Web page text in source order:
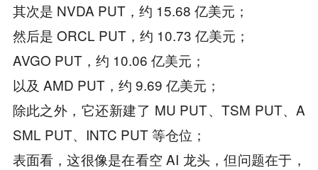
其次是 NVDA PUT，约 15.68 亿美元；
然后是 ORCL PUT，约 10.73 亿美元；
AVGO PUT，约 10.06 亿美元；
以及 AMD PUT，约 9.69 亿美元；
除此之外，它还新建了 MU PUT、TSM PUT、A
SML PUT、INTC PUT 等仓位；
表面看，这很像是在看空 AI 龙头，但问题在于，